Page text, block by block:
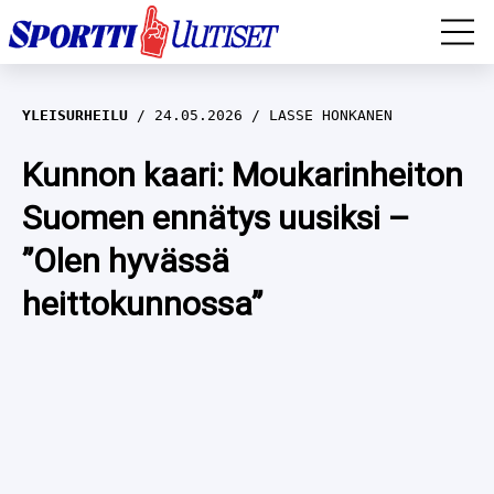
EM-YLEISURHEILU
JÄÄKIEKKO
YLEISURHEILU
WILMA HELTELÄ
TALVILAJIT
YLEISURHEILU 24.05.2026 LASSE HONKANEN
Kunnon kaari: Moukarinheiton
Suomen ennätys uusiksi –
”Olen hyvässä
heittokunnossa”